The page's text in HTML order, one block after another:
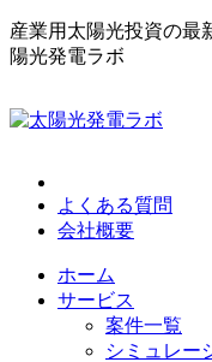
産業用太陽光投資の最
陽光発電ラボ
よくある質問
会社概要
ホーム
サービス
案件一覧
シミュレー